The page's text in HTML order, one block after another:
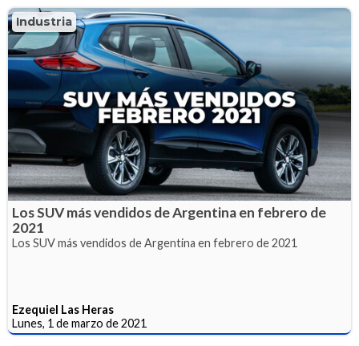
Industria
Los SUV más vendidos de Argentina en febrero de
2021
Los SUV más vendidos de Argentina en febrero de 2021
Ezequiel Las Heras
Lunes, 1 de marzo de 2021